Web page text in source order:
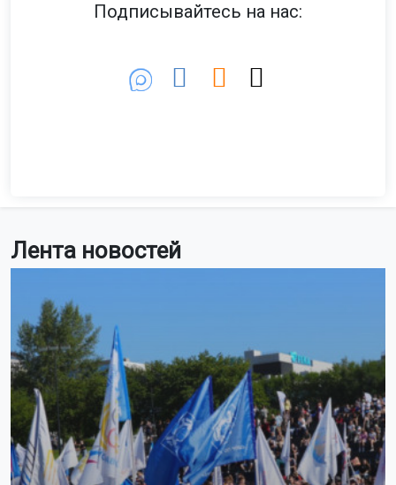
Лента новостей
Подписывайтесь на нас: